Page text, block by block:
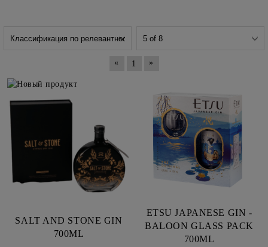
« 1 »
SALT AND STONE GIN
700ML
ETSU JAPANESE GIN -
BALOON GLASS PACK
700ML